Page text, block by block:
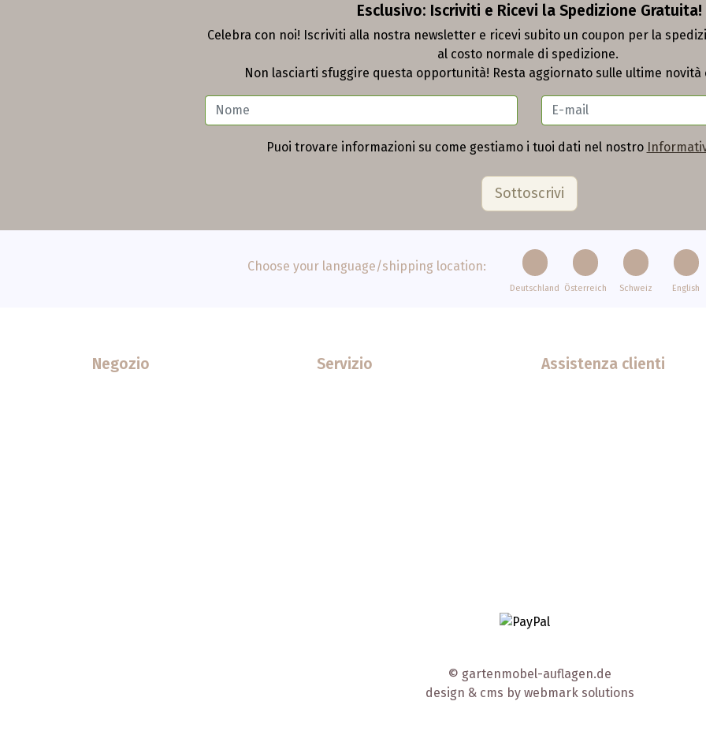
Esclusivo: Iscriviti e Ricevi la Spedizione Gratuita!
Celebra con noi! Iscriviti alla nostra newsletter e ricevi subito un coupon per la
al costo normale di spedizione.
Non lasciarti sfuggire questa opportunità! Resta aggiornato sulle ultime novità
Puoi trovare informazioni su come gestiamo i tuoi dati nel nostro
Choose your language/shipping location:
Deutschland Österreich Schweiz English
Negozio Servizio Assistenza clienti
© gartenmobel-auflagen.de
design & cms bywebmark solutions